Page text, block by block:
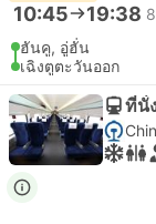
10:45 19:38
ฮันคู, อู่ฮั่น
เฉิงตูตะวันออก
ที่นั่